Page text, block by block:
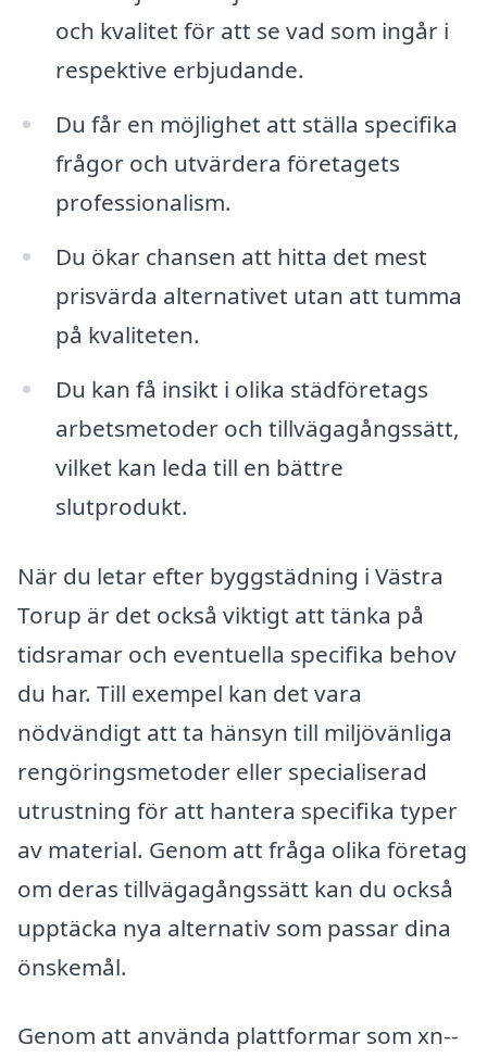
och kvalitet för att se vad som ingår i
respektive erbjudande.
Du får en möjlighet att ställa specifika
frågor och utvärdera företagets
professionalism.
Du ökar chansen att hitta det mest
prisvärda alternativet utan att tumma
på kvaliteten.
Du kan få insikt i olika städföretags
arbetsmetoder och tillvägagångssätt,
vilket kan leda till en bättre
slutprodukt.
När du letar efter byggstädning i Västra
Torup är det också viktigt att tänka på
tidsramar och eventuella specifika behov
du har. Till exempel kan det vara
nödvändigt att ta hänsyn till miljövänliga
rengöringsmetoder eller specialiserad
utrustning för att hantera specifika typer
av material. Genom att fråga olika företag
om deras tillvägagångssätt kan du också
upptäcka nya alternativ som passar dina
önskemål.
Genom att använda plattformar som xn--